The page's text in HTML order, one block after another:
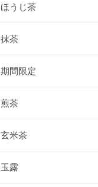
ほうじ茶
抹茶
期間限定
煎茶
玄米茶
玉露